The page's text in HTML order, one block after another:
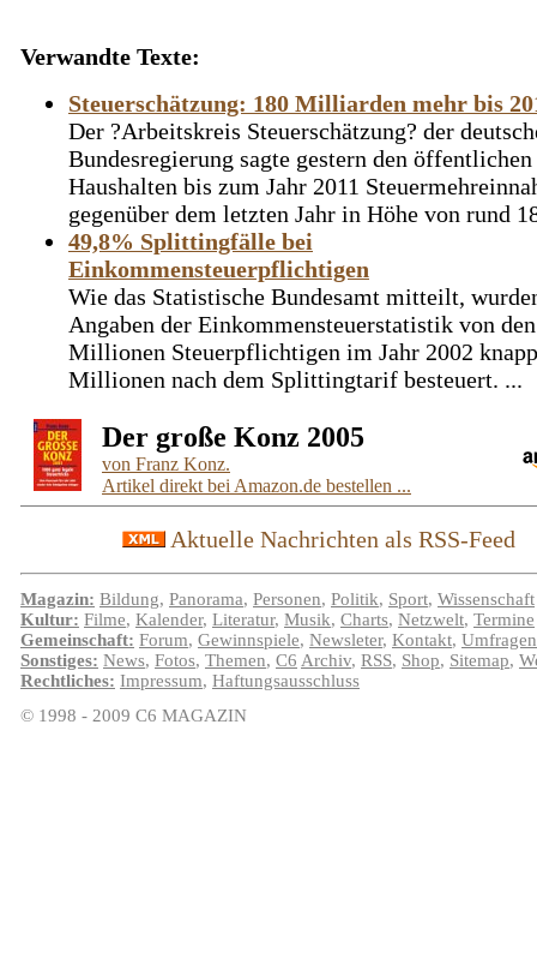
Verwandte Texte:
Steuerschätzung: 180 Milliarden mehr bis
Der ?Arbeitskreis Steuerschätzung? der
Bundesregierung sagte gestern den öffentlichen
Haushalten bis zum Jahr 2011
gegenüber dem letzten Jahr in Höhe von rund
49,8% Splittingfälle bei
Einkommensteuerpflichtigen
Wie das Statistische Bundesamt mitteilt,
Angaben der Einkommensteuerstatistik von
Millionen Steuerpflichtigen im Jahr 2002
Millionen nach dem Splittingtarif besteuert. ...
Der große Konz 2005
von Franz Konz.
Artikel direkt bei Amazon.de bestellen ...
Aktuelle Nachrichten als RSS-Feed
Magazin: Bildung, Panorama, Personen, Politik, Sport, Wissenschaft
Kultur: Filme, Kalender, Literatur, Musik, Charts, Netzwelt, Termine
Gemeinschaft: Forum, Gewinnspiele, Newsleter, Kontakt, Umfragen
Sonstiges: News, Fotos, Themen, C6 Archiv, RSS, Shop, Sitemap,
Rechtliches: Impressum, Haftungsausschluss
© 1998 - 2009 C6 MAGAZIN